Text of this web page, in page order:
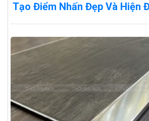
Tạo Điểm Nhấn Đẹp Và Hiện